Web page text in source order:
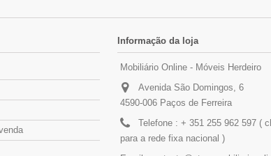
Informação da loja
Mobiliário Online - Móveis Herdeiro
Avenida São Domingos, 6
4590-006 Paços de Ferreira
Telefone : + 351 255 962 597 (
para a rede fixa nacional )